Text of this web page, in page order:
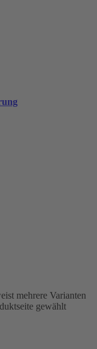
mehrere Varianten
gewählt